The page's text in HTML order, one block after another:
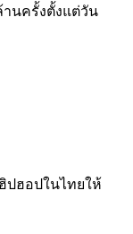
านครั้งตั้งแต่วัน
ฮิปฮอปในไทยให้